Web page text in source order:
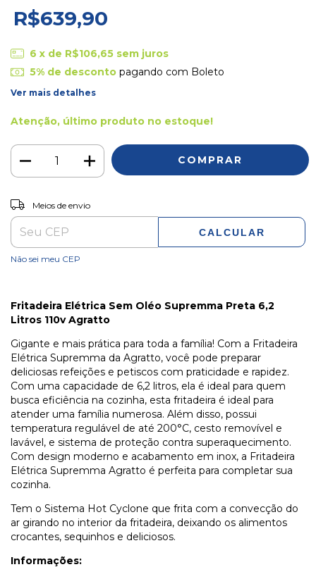
R$639,90
6 x de R$106,65 sem juros
5% de descontopagando com Boleto
Ver mais detalhes
Atenção, último produto no estoque!
Entregas para o CEP:
Meios de envio
CALCULAR
Não sei meu CEP
Fritadeira Elétrica Sem Oléo Supremma Preta 6,2
Litros 110v Agratto
Gigante e mais prática para toda a família! Com a Fritadeira
Elétrica Supremma da Agratto, você pode preparar
deliciosas refeições e petiscos com praticidade e rapidez.
Com uma capacidade de 6,2 litros, ela é ideal para quem
busca eficiência na cozinha, esta fritadeira é ideal para
atender uma família numerosa. Além disso, possui
temperatura regulável de até 200°C, cesto removível e
lavável, e sistema de proteção contra superaquecimento.
Com design moderno e acabamento em inox, a Fritadeira
Elétrica Supremma Agratto é perfeita para completar sua
cozinha.
Tem o Sistema Hot Cyclone que frita com a convecção do
ar girando no interior da fritadeira, deixando os alimentos
crocantes, sequinhos e deliciosos.
Informações: